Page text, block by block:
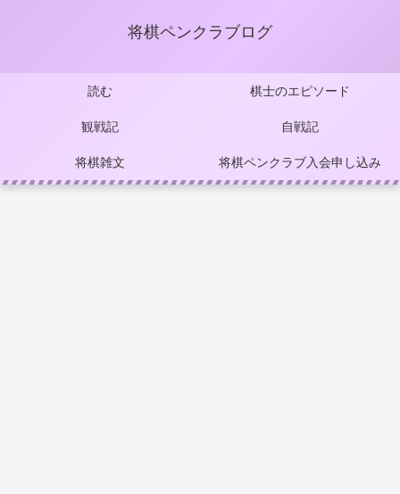
将棋ペンクラブログ
読む 棋士のエピソード
観戦記 自戦記
将棋雑文 将棋ペンクラブ入会申し込み